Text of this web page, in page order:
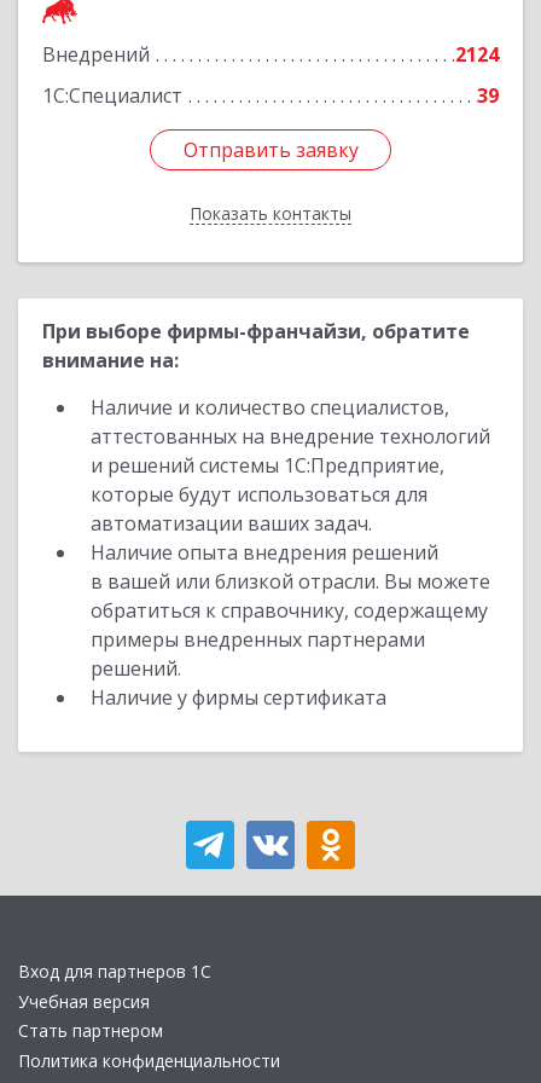
Внедрений
2124
1С:Специалист
39
Отправить заявку
Показать контакты
Отправить заявку
Назад
При выборе фирмы-франчайзи, обратите
внимание на:
Наличие и количество специалистов,
аттестованных на внедрение технологий
и решений системы 1С:Предприятие,
которые будут использоваться для
автоматизации ваших задач.
Наличие опыта внедрения решений
в вашей или близкой отрасли. Вы можете
обратиться к справочнику, содержащему
примеры внедренных партнерами
решений.
Наличие у фирмы сертификата
Вход для партнеров 1С
Учебная версия
Стать партнером
Политика конфиденциальности